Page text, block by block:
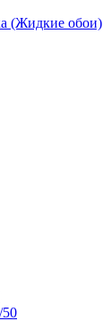
(Жидкие обои)
50